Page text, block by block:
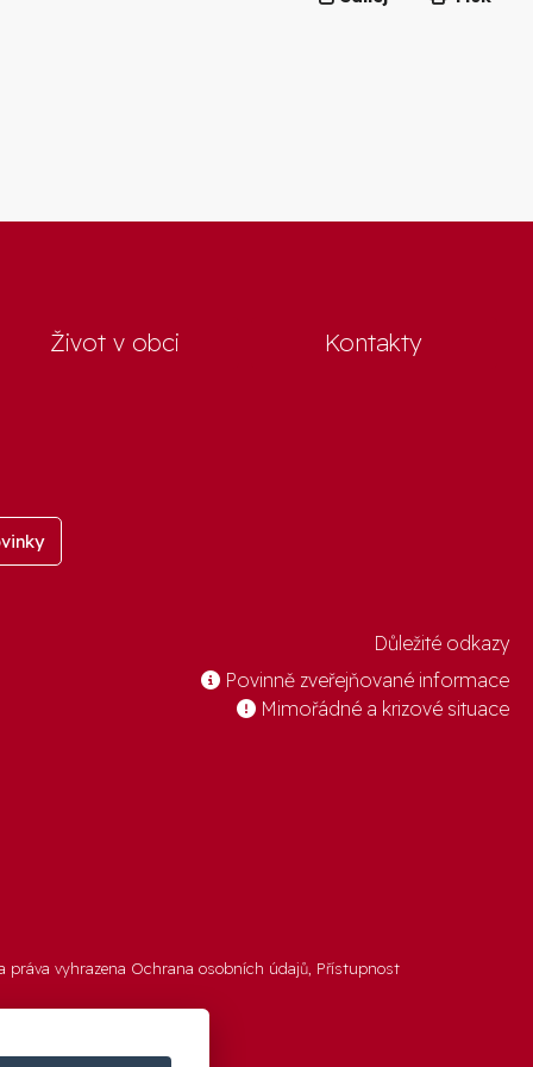
Život v obci Kontakty
Důležité odkazy
Povinně zveřejňované informace
Mimořádné a krizové situace
práva vyhrazena Ochrana osobních údajů Přístupnost